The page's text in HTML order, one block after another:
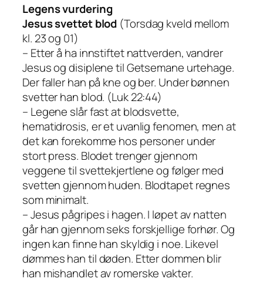
Legens vurdering
Jesus svettet blod (Torsdag kveld mellom
kl. 23 og 01)
– Etter å ha innstiftet nattverden, vandrer
Jesus og disiplene til Getsemane urtehage.
Der faller han på kne og ber. Under bønnen
svetter han blod. (Luk 22:44)
– Legene slår fast at blodsvette,
hematidrosis, er et uvanlig fenomen, men at
det kan forekomme hos personer under
stort press. Blodet trenger gjennom
veggene til svettekjertlene og følger med
svetten gjennom huden. Blodtapet regnes
som minimalt.
– Jesus pågripes i hagen. I løpet av natten
går han gjennom seks forskjellige forhør. Og
ingen kan finne han skyldig i noe. Likevel
dømmes han til døden. Etter dommen blir
han mishandlet av romerske vakter.